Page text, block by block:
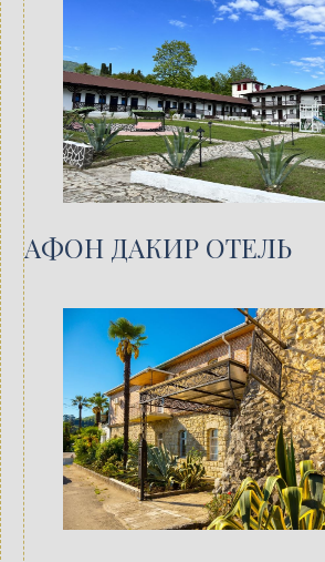
АФОН ДАКИР ОТЕЛЬ